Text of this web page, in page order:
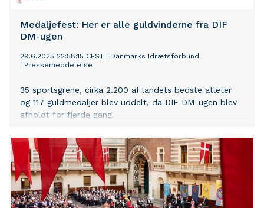
Medaljefest: Her er alle guldvinderne fra DIF
DM-ugen
29.6.2025 22:58:15 CEST
Danmarks Idrætsforbund
Pressemeddelelse
35 sportsgrene, cirka 2.200 af landets bedste atleter
og 117 guldmedaljer blev uddelt, da DIF DM-ugen blev
afholdt for fjerde gang.